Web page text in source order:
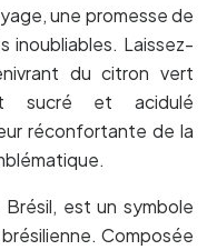
une promesse de
inoubliables. Laissez-
du citron vert
sucré et acidulé
réconfortante de la
est un symbole
Composée